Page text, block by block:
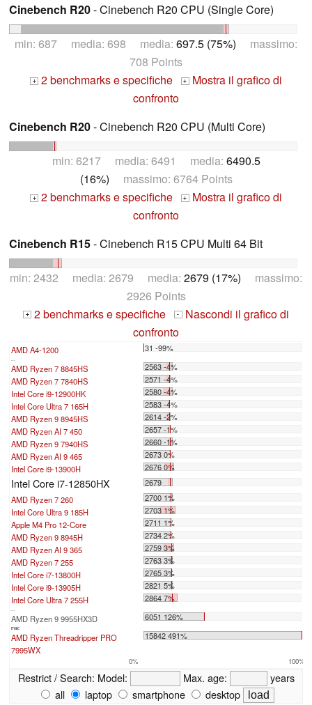
Cinebench R20- Cinebench R20 CPU (Single Core)
min: 687 media: 698 media: 697.5 (75%) massimo:
708 Points
+ 2 benchmarks e specifiche + Mostra il grafico di
confronto
Cinebench R20- Cinebench R20 CPU (Multi Core)
min: 6217 media: 6491 media: 6490.5
(16%) massimo: 6764 Points
+ 2 benchmarks e specifiche + Mostra il grafico di
confronto
Cinebench R15- Cinebench R15 CPU Multi 64 Bit
min: 2432 media: 2679 media: 2679 (17%) massimo:
2926 Points
+ 2 benchmarks e specifiche - Nascondi il grafico di
confronto
AMD A4-1200 31 -99%
AMD Ryzen 7 8845HS
2563 -4%
AMD Ryzen 7 7840HS
2571 -4%
Intel Core i9-12900HK
2580 -4%
Intel Core Ultra 7 165H
2583 -4%
AMD Ryzen 9 8945HS
2614 -2%
AMD Ryzen AI 7 450
2657 -1%
AMD Ryzen 9 7940HS
2660 -1%
AMD Ryzen AI 9 465
2673 0%
Intel Core i9-13900H
2676 0%
Intel Core i7-12850HX
2679
AMD Ryzen 7 260
2700 1%
Intel Core Ultra 9 185H
2703 1%
Apple M4 Pro 12-Core
2711 1%
AMD Ryzen 9 8945H
2734 2%
AMD Ryzen AI 9 365
2759 3%
AMD Ryzen 7 255
2763 3%
Intel Core i7-13800H
2765 3%
Intel Core i9-13905H
2821 5%
Intel Core Ultra 7 255H
2864 7%
AMD Ryzen 9 9955HX3D 6051 126%
max:
AMD Ryzen Threadripper PRO
7995WX
15842 491%
0% 100%
Restrict / Search: Model: Max. age:
years
all
laptop smartphone desktop